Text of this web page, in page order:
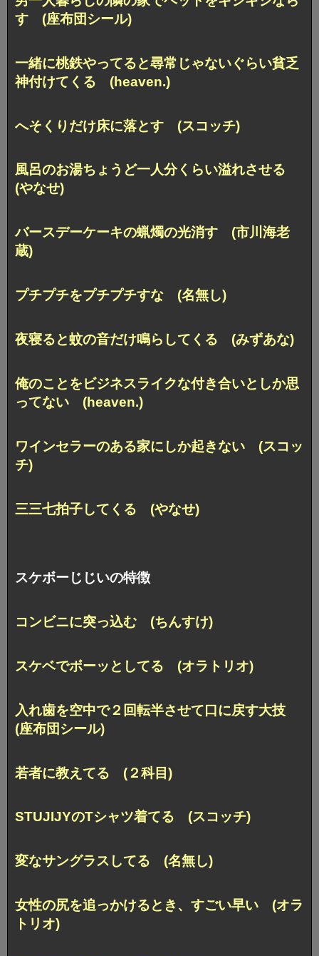
す (座布団シール)
一緒に桃鉄やってると尋常じゃないぐらい貧乏
神付けてくる (heaven.)
へそくりだけ床に落とす (スコッチ)
風呂のお湯ちょうど一人分くらい溢れさせる
(やなせ)
バースデーケーキの蝋燭の光消す (市川海老
蔵)
プチプチをプチプチすな (名無し)
夜寝ると蚊の音だけ鳴らしてくる (みずあな)
俺のことをビジネスライクな付き合いとしか思
ってない (heaven.)
ワインセラーのある家にしか起きない (スコッ
チ)
三三七拍子してくる (やなせ)
スケボーじじいの特徴
コンビニに突っ込む (ちんすけ)
スケベでボーッとしてる (オラトリオ)
入れ歯を空中で２回転半させて口に戻す大技
(座布団シール)
若者に教えてる (２科目)
STUJIJYのTシャツ着てる (スコッチ)
変なサングラスしてる (名無し)
女性の尻を追っかけるとき、すごい早い (オラ
トリオ)